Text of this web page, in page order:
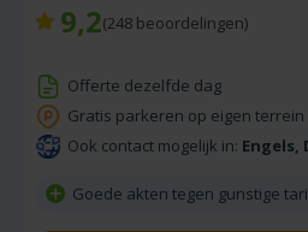
9,2(248 beoordelingen)
Offerte dezelfde dag
Gratis parkeren op eigen terrein
Ook contact mogelijk in: Engels,
Goede akten tegen gunstige